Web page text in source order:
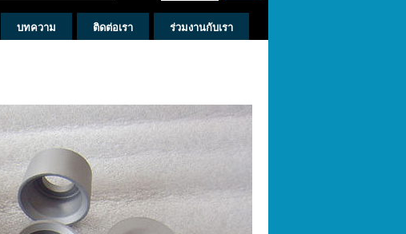
บทความ ติดต่อเรา ร่วมงานกับเรา